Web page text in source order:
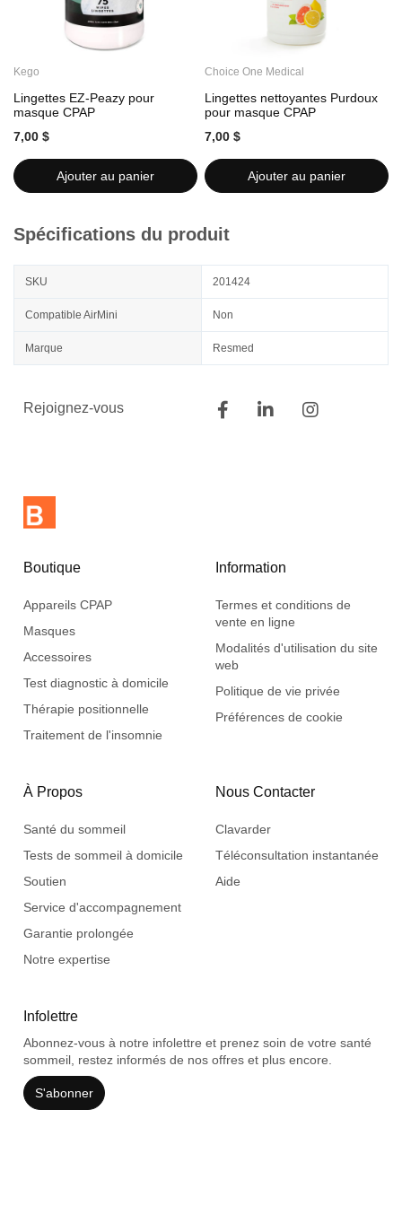
Kego
Lingettes EZ-Peazy pour
masque CPAP
7,00 $
Ajouter au panier
Choice One Medical
Lingettes nettoyantes Purdoux
pour masque CPAP
7,00 $
Ajouter au panier
Spécifications du produit
SKU 201424
Compatible AirMini Non
Marque Resmed
Rejoignez-vous
Boutique
Appareils CPAP
Masques
Accessoires
Test diagnostic à domicile
Thérapie positionnelle
Traitement de l'insomnie
Information
Termes et conditions de
vente en ligne
Modalités d'utilisation du site
web
Politique de vie privée
Préférences de cookie
À Propos
Santé du sommeil
Tests de sommeil à domicile
Soutien
Service d'accompagnement
Garantie prolongée
Notre expertise
Nous Contacter
Clavarder
Téléconsultation instantanée
Aide
Infolettre
Abonnez-vous à notre infolettre et prenez soin de votre santé
sommeil, restez informés de nos offres et plus encore.
S'abonner